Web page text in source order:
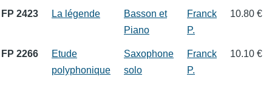
FP 2423 La légende
Basson et
Piano
Franck
P.
10.80 €
FP 2266
Etude
polyphonique
Saxophone
solo
Franck
P.
10.10 €